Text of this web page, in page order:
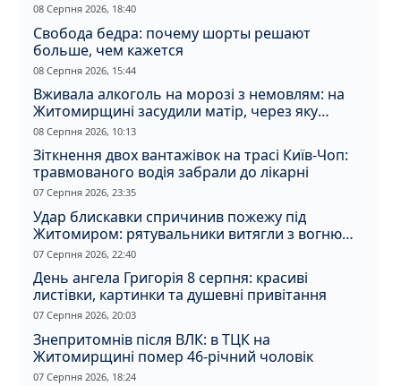
08 Серпня 2026, 18:40
Свобода бедра: почему шорты решают
больше, чем кажется
08 Серпня 2026, 15:44
Вживала алкоголь на морозі з немовлям: на
Житомирщині засудили матір, через яку
дитина отримала обмороження
08 Серпня 2026, 10:13
Зіткнення двох вантажівок на трасі Київ-Чоп:
травмованого водія забрали до лікарні
07 Серпня 2026, 23:35
Удар блискавки спричинив пожежу під
Житомиром: рятувальники витягли з вогню
кота
07 Серпня 2026, 22:40
День ангела Григорія 8 серпня: красиві
листівки, картинки та душевні привітання
07 Серпня 2026, 20:03
Знепритомнів після ВЛК: в ТЦК на
Житомирщині помер 46-річний чоловік
07 Серпня 2026, 18:24